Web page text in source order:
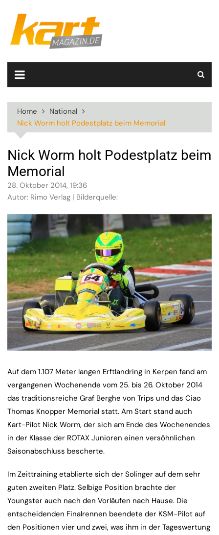
content
Home
National
Nick Worm holt Podestplatz beim Memorial
Nick Worm holt Podestplatz beim
Memorial
28. Oktober 2014, 19:36
Autor: Rimo Verlag | Bilderquelle:
Auf dem 1.107 Meter langen Erftlandring in Kerpen fand am
vergangenen Wochenende vom 25. bis 26. Oktober 2014
das traditionsreiche Graf Berghe von Trips und das Ciao
Thomas Knopper Memorial statt. Am Start stand auch
Kart-Pilot Nick Worm, der sich am Ende des Wochenendes
in der Klasse der ROTAX Junioren einen versöhnlichen
Saisonabschluss bescherte.
Im Zeittraining etablierte sich der Solinger auf dem sehr
guten zweiten Platz. Selbige Position brachte der
Youngster auch nach den Vorläufen nach Hause. Die
entscheidenden Finalrennen beendete der KSM-Pilot auf
den Positionen vier und zwei, was ihm in der Tageswertung